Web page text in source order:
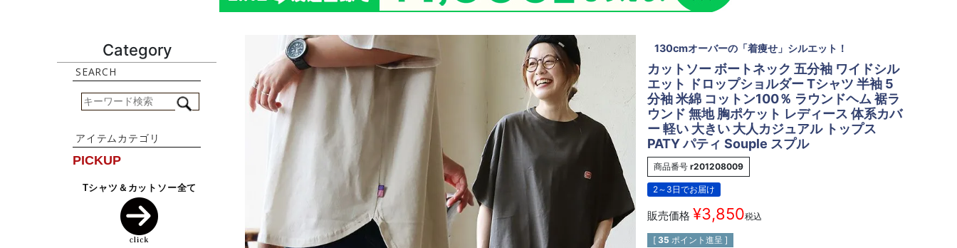
Category 130cmオーバーの「着痩せ」シルエット！
カットソー ボートネック 五分袖 ワイドシル
エット ドロップショルダー Tシャツ 半袖 5
分袖 米綿 コットン100％ ラウンドヘム 裾ラ
ウンド 無地 胸ポケット レディース 体系カバ
ー 軽い 大きい 大人カジュアル トップス
PATY パティ Souple スプル
商品番号 r201208009
2～3日でお届け
販売価格 ¥3,850税込
[ 35 ポイント進呈 ]